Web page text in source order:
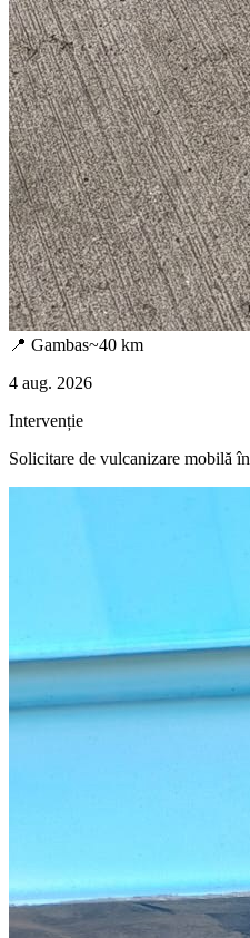
📍 Gambas~40 km
4 aug. 2026
Intervenție
Solicitare de vulcanizare mobilă în